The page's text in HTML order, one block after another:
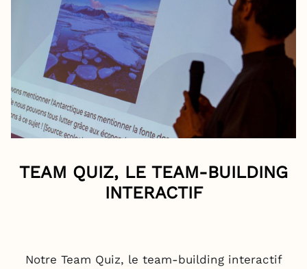
TEAM QUIZ, LE TEAM-BUILDING
INTERACTIF
Notre Team Quiz, le team-building interactif